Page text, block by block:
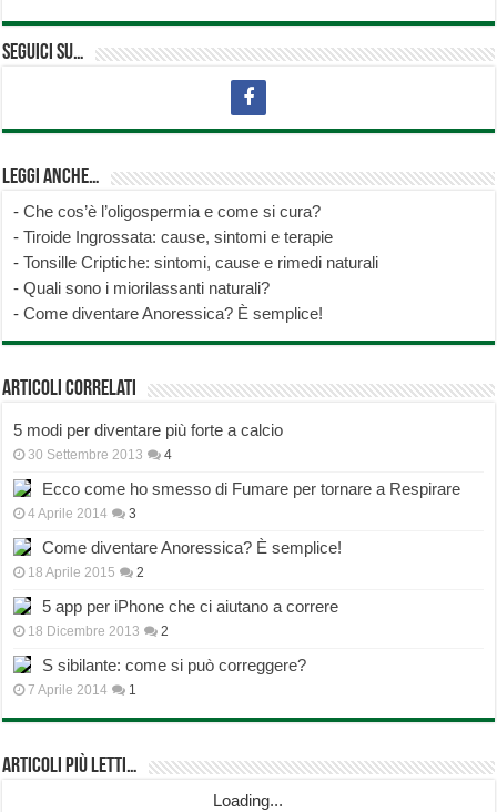
Seguici su…
Leggi anche…
-Che cos’è l’oligospermia e come si cura?
-Tiroide Ingrossata: cause, sintomi e terapie
-Tonsille Criptiche: sintomi, cause e rimedi naturali
-Quali sono i miorilassanti naturali?
-Come diventare Anoressica? È semplice!
Articoli correlati
5 modi per diventare più forte a calcio
30 Settembre 2013 4
Ecco come ho smesso di Fumare per tornare a Respirare
4 Aprile 2014 3
Come diventare Anoressica? È semplice!
18 Aprile 2015 2
5 app per iPhone che ci aiutano a correre
18 Dicembre 2013 2
S sibilante: come si può correggere?
7 Aprile 2014 1
Articoli più Letti…
Loading...